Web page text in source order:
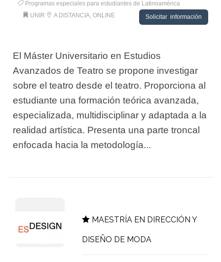
Programas especiales para estudiantes de Latinoamérica
UNIR
A DISTANCIA, ONLINE Solicitar información
El Máster Universitario en Estudios
Avanzados de Teatro se propone investigar
sobre el teatro desde el teatro. Proporciona al
estudiante una formación teórica avanzada,
especializada, multidisciplinar y adaptada a la
realidad artística. Presenta una parte troncal
enfocada hacia la metodología...
MAESTRÍA EN DIRECCIÓN Y
DISEÑO DE MODA